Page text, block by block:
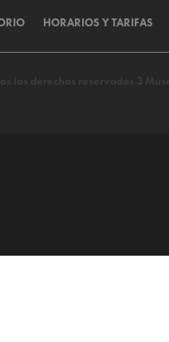
HORARIOS Y TARIFAS